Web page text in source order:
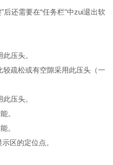
后还需要在“任务栏"中zui退出软
压头。
疏松或有空隙采用此压头（一
压头。
。
。
区的定位点。